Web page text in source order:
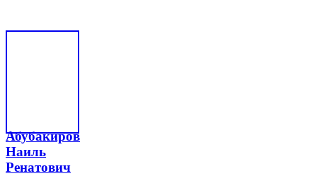
Абубакиров
Наиль
Ренатович